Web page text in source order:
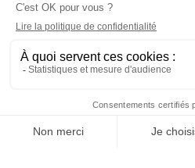
Contact Qui sommes-
2026 © BASTILLE MEDIA |Mentions
S’abonner pour 1€